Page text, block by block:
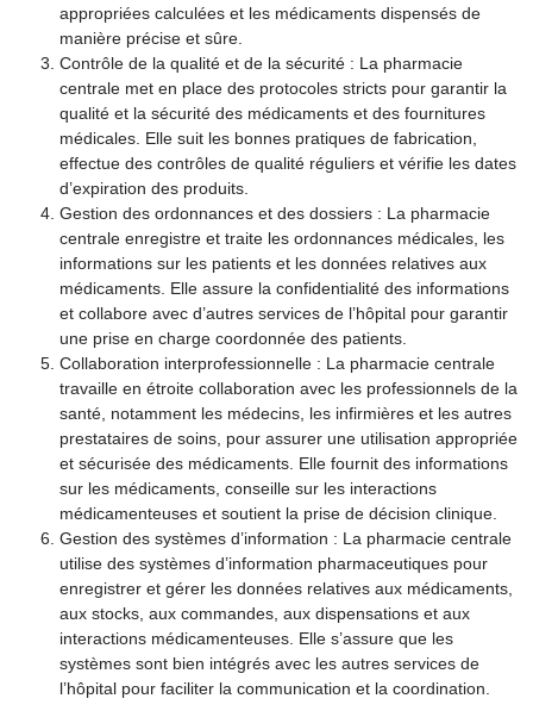
appropriées calculées et les médicaments dispensés de
manière précise et sûre.
Contrôle de la qualité et de la sécurité : La pharmacie
centrale met en place des protocoles stricts pour garantir la
qualité et la sécurité des médicaments et des fournitures
médicales. Elle suit les bonnes pratiques de fabrication,
effectue des contrôles de qualité réguliers et vérifie les dates
d’expiration des produits.
Gestion des ordonnances et des dossiers : La pharmacie
centrale enregistre et traite les ordonnances médicales, les
informations sur les patients et les données relatives aux
médicaments. Elle assure la confidentialité des informations
et collabore avec d’autres services de l’hôpital pour garantir
une prise en charge coordonnée des patients.
Collaboration interprofessionnelle : La pharmacie centrale
travaille en étroite collaboration avec les professionnels de la
santé, notamment les médecins, les infirmières et les autres
prestataires de soins, pour assurer une utilisation appropriée
et sécurisée des médicaments. Elle fournit des informations
sur les médicaments, conseille sur les interactions
médicamenteuses et soutient la prise de décision clinique.
Gestion des systèmes d’information : La pharmacie centrale
utilise des systèmes d’information pharmaceutiques pour
enregistrer et gérer les données relatives aux médicaments,
aux stocks, aux commandes, aux dispensations et aux
interactions médicamenteuses. Elle s’assure que les
systèmes sont bien intégrés avec les autres services de
l’hôpital pour faciliter la communication et la coordination.